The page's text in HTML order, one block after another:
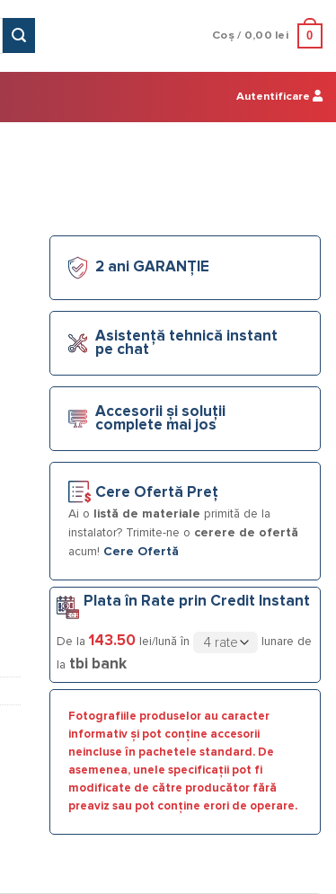
Coș / 0,00 lei 0
Autentificare
2 ani GARANȚIE
Asistență tehnică instant
pe chat
Accesorii și soluții
complete mai jos
Cere Ofertă Preț
Ai o listă de materiale primită de la
instalator? Trimite-ne o cerere de ofertă
acum! Cere Ofertă
Plata în Rate prin Credit Instant
De la 143.50 lei/lună în
lunare de
la tbi bank
Fotografiile produselor au caracter
informativ și pot conține accesorii
neincluse în pachetele standard. De
asemenea, unele specificații pot fi
modificate de către producător fără
preaviz sau pot conține erori de operare.